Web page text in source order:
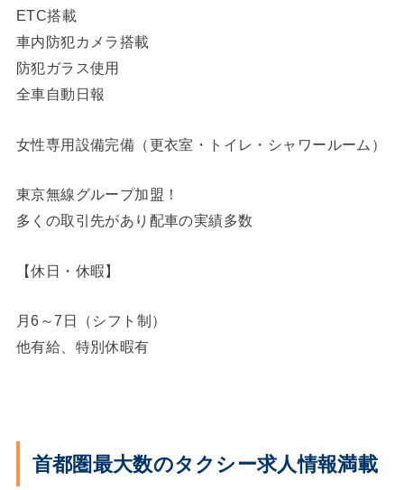
ETC搭載
車内防犯カメラ搭載
防犯ガラス使用
全車自動日報
女性専用設備完備（更衣室・トイレ・シャワールーム）
東京無線グループ加盟！
多くの取引先があり配車の実績多数
【休日・休暇】
月6～7日（シフト制）
他有給、特別休暇有
首都圏最大数のタクシー求人情報満載